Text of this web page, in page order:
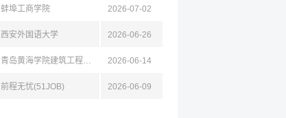
蚌埠工商学院 2026-07-02
西安外国语大学 2026-06-26
青岛黄海学院建筑工程学院 2026-06-14
前程无忧(51JOB) 2026-06-09